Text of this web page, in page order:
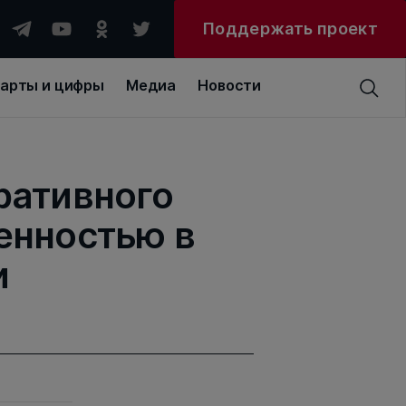
Поддержать проект
и цифры Медиа Новости
в